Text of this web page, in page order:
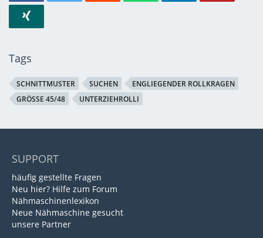
Tags
SCHNITTMUSTER SUCHEN
ENGLIEGENDER ROLLKRAGEN
GRÖSSE 45/48
UNTERZIEHROLLI
SUPPORT
häufig gestellte Fragen
Neu hier? Hilfe zum Forum
Nähmaschinenlexikon
Neue Nähmaschine gesucht
unsere Partner